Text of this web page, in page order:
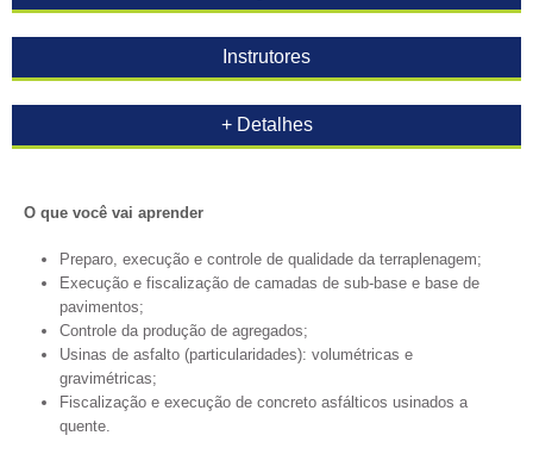
Instrutores
+ Detalhes
O que você vai aprender
Preparo, execução e controle de qualidade da terraplenagem;
Execução e fiscalização de camadas de sub-base e base de
pavimentos;
Controle da produção de agregados;
Usinas de asfalto (particularidades): volumétricas e
gravimétricas;
Fiscalização e execução de concreto asfálticos usinados a
quente.